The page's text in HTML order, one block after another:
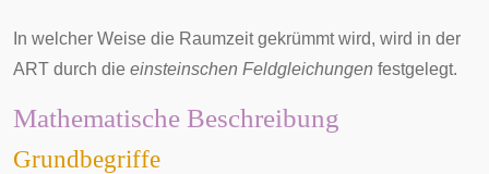
In welcher Weise die Raumzeit gekrümmt wird, wird in der
ART durch die einsteinschen Feldgleichungen festgelegt.
Mathematische Beschreibung
Grundbegriffe